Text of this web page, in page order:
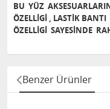
BU YÜZ
ÖZELLİGİ , LASTİK
ÖZELLİGİ SAYESİNDE
Benzer Ürünler